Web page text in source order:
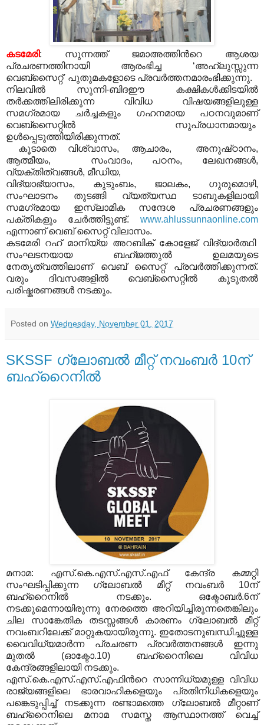
കടമേരി: സുന്നത്ത് ജമാഅത്തിന്‍റെ ആശയ
പ്രചരണത്തിനായി ആരംഭിച്ച ‘അഹ്‌ലുസ്സുന്ന
വെബ്സൈറ്റ്’ പുതുമകളോടെ പ്രവര്‍ത്തനമാരംഭിക്കുന്നു.
നിലവില്‍ സുന്നി-ബിദഈ കക്ഷികള്‍ക്കിടയില്‍
തര്‍ക്കത്തിലിരിക്കുന്ന വിവിധ വിഷയങ്ങളിലുള്ള
സമഗ്രമായ ചര്‍ച്ചകളും ഗഹനമായ പഠനവുമാണ്
വെബ്സൈറ്റില്‍ സുപ്രധാനമായും
ഉള്‍പ്പെടുത്തിയിരിക്കുന്നത്.
കൂടാതെ വിശ്വാസം, ആചാരം, അനുഷ്‌ഠാനം,
ആത്മീയം, സംവാദം, പഠനം, ലേഖനങ്ങള്‍,
വ്യക്തിത്വങ്ങള്‍, മീഡിയ,
വിദ്യാഭ്യാസം, കുടുംബം, ജാലകം, ഗുരുമൊഴി,
സംഘാടനം തുടങ്ങി വ്യത്യസ്ഥ ടാബുകളിലായി
സമഗ്രമായ ഇസ്ലാമിക സന്ദേശ പ്രചരണങ്ങളും
പക്തികളും ചേര്‍ത്തിട്ടുണ്ട്. www.ahlussunnaonline.com
എന്നാണ് വെബ് സൈറ്റ് വിലാസം.
കടമേരി റഹ് മാനിയ്യ അറബിക് കോളേജ് വിദ്യാര്‍ത്ഥി
സംഘടനയായ ബഹ്ജത്തുല്‍ ഉലമയുടെ
നേതൃത്വത്തിലാണ് വെബ് സൈറ്റ് പ്രവര്‍ത്തിക്കുന്നത്.
വരും ദിവസങ്ങളില്‍ വെബ്സൈറ്റില്‍ കൂടുതല്‍
പരിഷ്കരണങ്ങള്‍ നടക്കും.
Posted on Wednesday, November 01, 2017
SKSSF ഗ്ലോബല്‍ മീറ്റ് നവംബര്‍ 10ന്
ബഹ്റൈനില്‍
മനാമ: എസ്.കെ.എസ്.എസ്.എഫ് കേന്ദ്ര കമ്മറ്റി
സംഘടിപ്പിക്കുന്ന ഗ്ലോബല്‍ മീറ്റ് നവംബര്‍ 10ന്
ബഹ്റൈനില്‍ നടക്കും. ഒക്ടോബര്‍.6ന്
നടക്കുമെന്നായിരുന്നു നേരത്തെ അറിയിച്ചിരുന്നതെങ്കിലും
ചില സാങ്കേതിക തടസ്സങ്ങള്‍ കാരണം ഗ്ലോബല്‍ മീറ്റ്
നവംബറിലേക്ക് മാറ്റുകയായിരുന്നു. ഇതോടനുബന്ധിച്ചുള്ള
വൈവിധ്യമാര്‍ന്ന പ്രചരണ പ്രവര്‍ത്തനങ്ങള്‍ ഇന്നു
മുതല്‍ (ഓക്ടോ.10) ബഹ്റൈനിലെ വിവിധ
കേന്ദ്രങ്ങളിലായി നടക്കും.
എസ്.കെ.എസ്.എസ്.എഫിന്‍റെ സാന്നിധ്യമുള്ള വിവിധ
രാജ്യങ്ങളിലെ ഭാരവാഹികളെയും പ്രതിനിധികളെയും
പങ്കെടുപ്പിച്ച് നടക്കുന്ന രണ്ടാമത്തെ ഗ്ലോബല്‍ മീറ്റാണ്
ബഹ്റൈനിലെ മനാമ സമസ്ത ആസ്ഥാനത്ത് വെച്ച്